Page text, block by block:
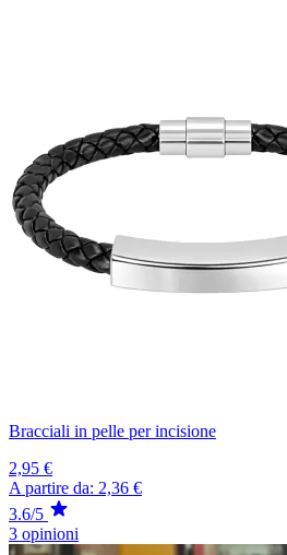
Bracciali in pelle per incisione
2,95 €
A partire da: 2,36 €
3.6/5
3 opinioni